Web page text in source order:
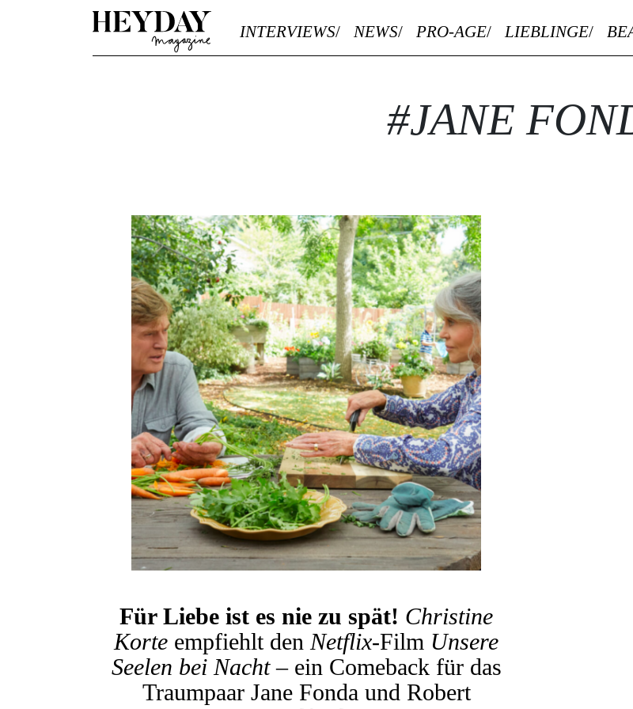
Heyday
INTERVIEWS NEWS PRO-AGE LIEBLINGE
#JANE
Für Liebe ist es nie zu spät! Christine
Korte empfiehlt den Netflix-Film Unsere
Seelen bei Nacht– ein Comeback für das
Traumpaar Jane Fonda und Robert